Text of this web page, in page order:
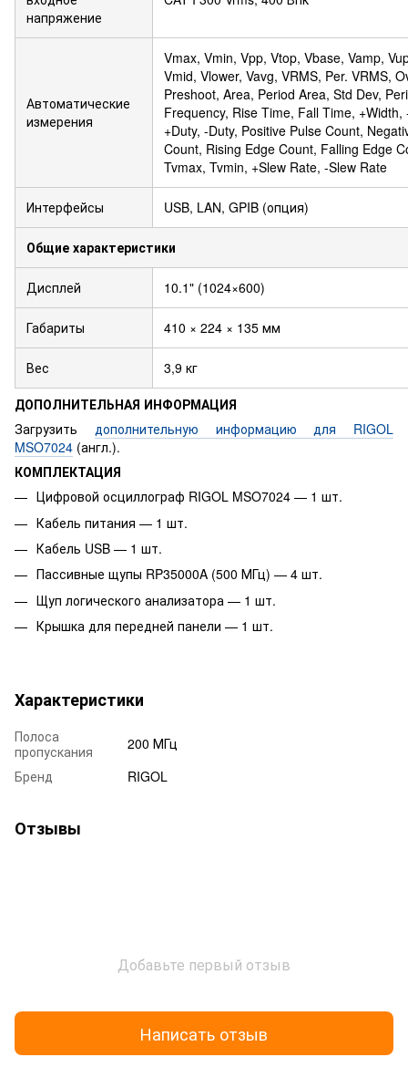
напряжение
Автоматические
измерения
Vmax, Vmin, Vpp, Vtop, Vbase, Vamp,
Vmid, Vlower, Vavg, VRMS, Per. VRMS,
Preshoot, Area, Period Area, Std Dev,
Frequency, Rise Time, Fall Time, +Width,
+Duty, -Duty, Positive Pulse Count,
Count, Rising Edge Count, Falling Edge
Tvmax, Tvmin, +Slew Rate, -Slew Rate
Интерфейсы USB, LAN, GPIB (опция)
Общие характеристики
Дисплей 10.1" (1024×600)
Габариты 410 × 224 × 135 мм
Вес
3,9 кг
ДОПОЛНИТЕЛЬНАЯ ИНФОРМАЦИЯ
Загрузить дополнительную информацию для RIGOL
MSO7024 (англ.).
КОМПЛЕКТАЦИЯ
Цифровой осциллограф RIGOL MSO7024 — 1 шт.
Кабель питания — 1 шт.
Кабель USB — 1 шт.
Пассивные щупы RP35000A (500 МГц) — 4 шт.
Щуп логического анализатора — 1 шт.
Крышка для передней панели — 1 шт.
Характеристики
Полоса
пропускания
200 МГц
Бренд
RIGOL
Отзывы
Добавьте первый отзыв
Написать отзыв